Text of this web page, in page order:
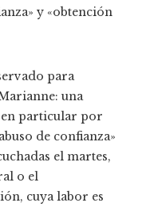
y «obtención
para
una
particular por
de confianza»
el martes,
o el
cuya labor es